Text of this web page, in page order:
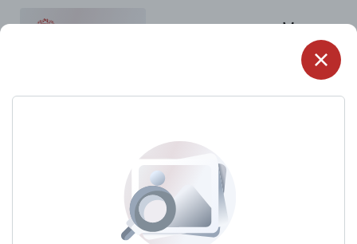
Menu